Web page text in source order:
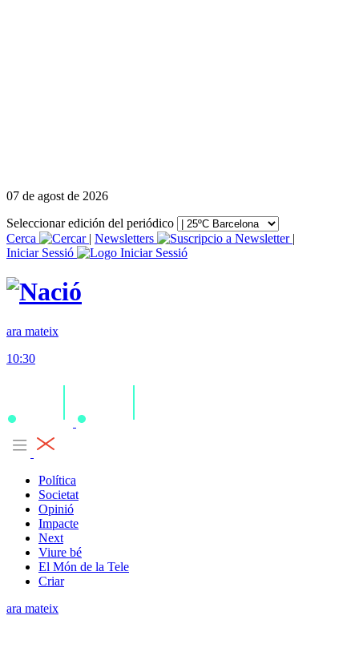
07 de agost de 2026
Seleccionar edición del periódico
Cerca
| Newsletters
|
Iniciar Sessió
ara mateix
10:30
Política
Societat
Opinió
Impacte
Next
Viure bé
El Món de la Tele
Criar
ara mateix